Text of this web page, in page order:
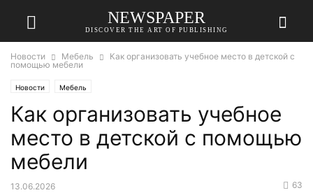
NEWSPAPER
DISCOVER THE ART OF PUBLISHING
Новости Мебель
Как организовать учебное место в детской с
помощью мебели
Новости Мебель
Как организовать учебное
место в детской с помощью
мебели
13.06.2026 63